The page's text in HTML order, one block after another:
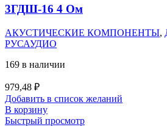
3ГДШ-16 4 Ом
АКУСТИЧЕСКИЕ КОМПОНЕНТЫ,
РУСАУДИО
169 в наличии
979,48 ₽
Добавить в список желаний
В корзину
Быстрый просмотр